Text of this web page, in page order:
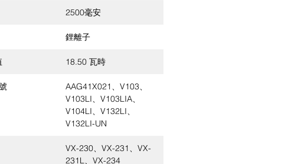
2500毫安
鋰離子
18.50 瓦時
AAG41X021、V103、
V103LI、V103LIA、
V104LI、V132LI、
V132LI-UN
VX-230、VX-231、VX-
231L、VX-234